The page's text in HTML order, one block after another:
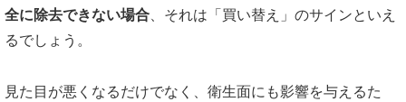
全に除去できない場合、それは「買い替え」のサインといえ
るでしょう。
見た目が悪くなるだけでなく、衛生面にも影響を与えるた